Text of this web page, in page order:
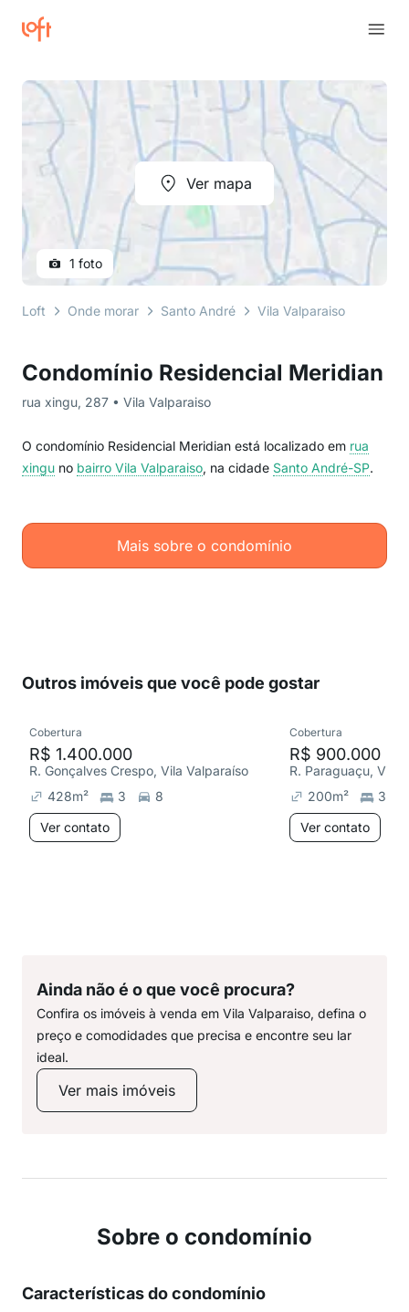
Condomínio Residencial Meridian
rua xingu, 287 • Vila Valparaiso
O condomínio Residencial Meridian está localizado em rua
xingu no bairro Vila Valparaiso, na cidade Santo André-SP.
Mais sobre o condomínio
Ver mapa
1 foto
Loft Onde morar Santo André Vila Valparaiso
Outros imóveis que você pode gostar
Cobertura
R$ 1.400.000
R. Gonçalves Crespo, Vila Valparaíso
428m² 3
8
Ver contato
Cobertura
R$ 900.000
R. Paraguaçu, Vila
200m²
3
Ver contato
Ainda não é o que você procura?
Confira os imóveis à venda em Vila Valparaiso, defina o
preço e comodidades que precisa e encontre seu lar
ideal.
Ver mais imóveis
Sobre o condomínio
Características do condomínio